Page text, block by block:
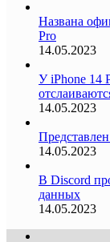
Названа
Pro
14.05.2023
У iPhone 14
14.05.2023
14.05.2023
В Discord
данных
14.05.2023